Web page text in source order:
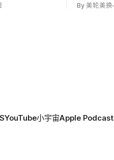
特法官
战争寻找
By 美轮美换
YouTube小宇宙Apple Podcast